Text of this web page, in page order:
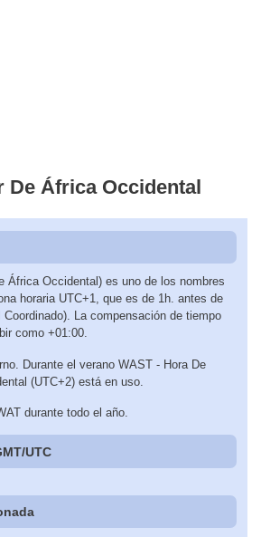
De África Occidental
África Occidental) es uno de los nombres
horaria UTC+1, que es de 1h. antes de
La compensación de tiempo
como +01:00.
Durante el verano WAST - Hora De
(UTC+2) está en uso.
durante todo el año.
UTC